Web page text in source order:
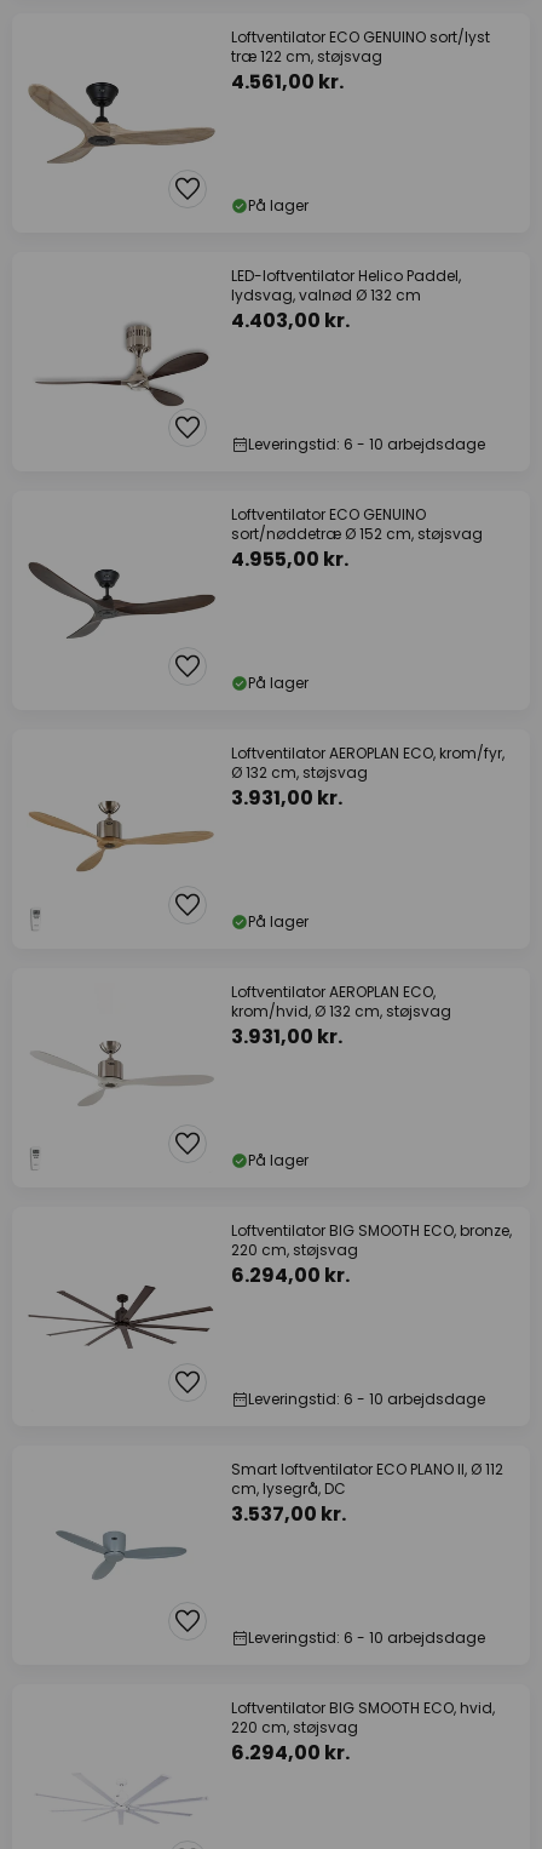
Loftventilator ECO GENUINO sort/lyst
træ 122 cm, støjsvag
4.561,00 kr.
På lager
LED-loftventilator Helico Paddel,
lydsvag, valnød Ø 132 cm
4.403,00 kr.
Leveringstid: 6 - 10 arbejdsdage
Loftventilator ECO GENUINO
sort/nøddetræ Ø 152 cm, støjsvag
4.955,00 kr.
På lager
Loftventilator AEROPLAN ECO, krom/fyr,
Ø 132 cm, støjsvag
3.931,00 kr.
På lager
Loftventilator AEROPLAN ECO,
krom/hvid, Ø 132 cm, støjsvag
3.931,00 kr.
På lager
Loftventilator BIG SMOOTH ECO, bronze,
220 cm, støjsvag
6.294,00 kr.
Leveringstid: 6 - 10 arbejdsdage
Smart loftventilator ECO PLANO II, Ø 112
cm, lysegrå, DC
3.537,00 kr.
Leveringstid: 6 - 10 arbejdsdage
Loftventilator BIG SMOOTH ECO, hvid,
220 cm, støjsvag
6.294,00 kr.